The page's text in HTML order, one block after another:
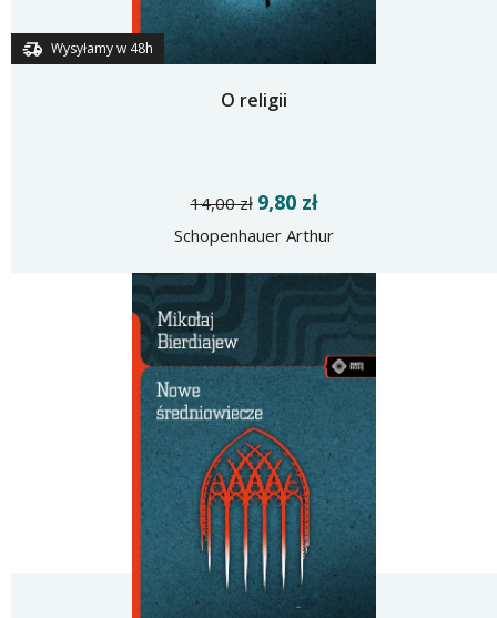
Wysyłamy w 48h
O religii
14,00 zł 9,80 zł
Schopenhauer Arthur